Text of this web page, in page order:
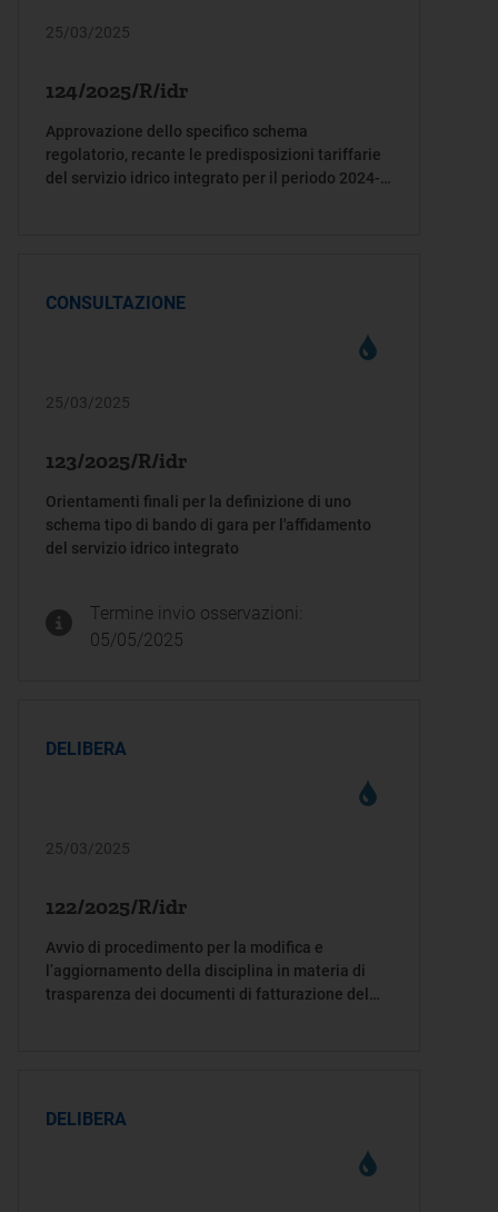
25/03/2025
124/2025/R/idr
Approvazione dello specifico schema
regolatorio, recante le predisposizioni tariffarie
del servizio idrico integrato per il periodo 2024-
CONSULTAZIONE
25/03/2025
123/2025/R/idr
Orientamenti finali per la definizione di uno
schema tipo di bando di gara per l'affidamento
del servizio idrico integrato
Termine invio osservazioni:
05/05/2025
DELIBERA
25/03/2025
122/2025/R/idr
Avvio di procedimento per la modifica e
l’aggiornamento della disciplina in materia di
trasparenza dei documenti di fatturazione del
DELIBERA